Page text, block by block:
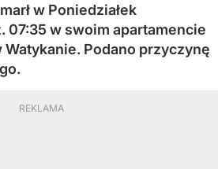
w Poniedziałek
07:35 w swoim apartamencie
Watykanie. Podano przyczynę